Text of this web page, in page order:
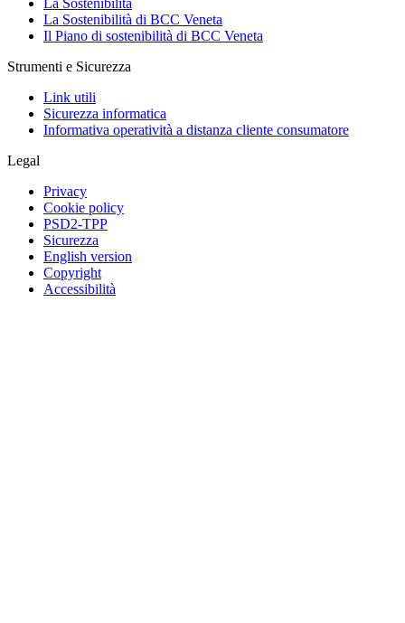
La Sostenibilità di BCC Veneta
Il Piano di sostenibilità di BCC Veneta
Strumenti e Sicurezza
Link utili
Sicurezza informatica
Informativa operatività a distanza cliente consumatore
Legal
Privacy
Cookie policy
PSD2-TPP
Sicurezza
English version
Copyright
Accessibilità